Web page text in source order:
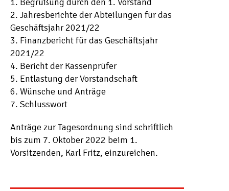
2. Jahresberichte der Abteilungen für das
Geschäftsjahr 2021/22
3. Finanzbericht für das Geschäftsjahr
2021/22
4. Bericht der Kassenprüfer
5. Entlastung der Vorstandschaft
6. Wünsche und Anträge
7. Schlusswort
Anträge zur Tagesordnung sind schriftlich
bis zum 7. Oktober 2022 beim 1.
Vorsitzenden, Karl Fritz, einzureichen.